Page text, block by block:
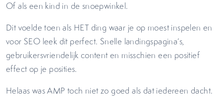
Of als een kind in de snoepwinkel.
Dit voelde toen als HET ding waar je op moest inspelen en
voor SEO leek dit perfect. Snelle landingspagina’s,
gebruikersvriendelijk content en misschien een positief
effect op je posities.
Helaas was AMP toch niet zo goed als dat iedereen dacht.